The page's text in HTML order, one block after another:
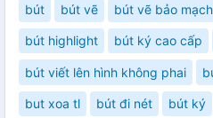
bút bút vẽ bút vẽ bảo
bút highlight bút ký cao cấp
bút viết lên hình không phai
but xoa tl bút đi nét bút ký